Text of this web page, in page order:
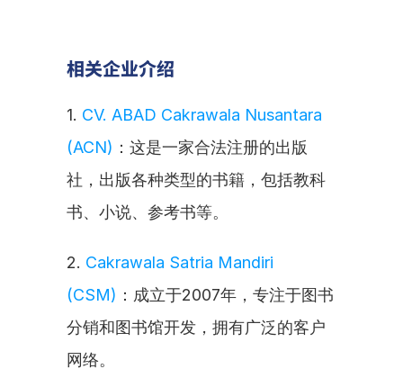
相关企业介绍
1. CV. ABAD Cakrawala Nusantara
(ACN) ：这是一家合法注册的出版
社，出版各种类型的书籍，包括教科
书、小说、参考书等。
2. Cakrawala Satria Mandiri
(CSM) ：成立于2007年，专注于图书
分销和图书馆开发，拥有广泛的客户
网络。